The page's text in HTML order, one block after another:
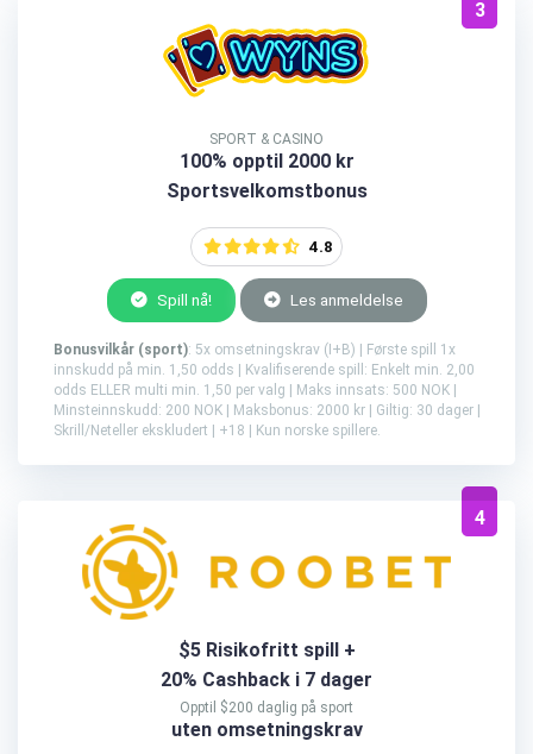
3
SPORT & CASINO
100% opptil 2000 kr
Sportsvelkomstbonus
4.8
Spill nå! Les anmeldelse
Bonusvilkår (sport): 5x omsetningskrav (I+B) | Første spill 1x
innskudd på min. 1,50 odds | Kvalifiserende spill: Enkelt min. 2,00
odds ELLER multi min. 1,50 per valg | Maks innsats: 500 NOK |
Minsteinnskudd: 200 NOK | Maksbonus: 2000 kr | Giltig: 30 dager |
Skrill/Neteller ekskludert | +18 | Kun norske spillere.
4
$5 Risikofritt spill +
20% Cashback i 7 dager
Opptil $200 daglig på sport
uten omsetningskrav